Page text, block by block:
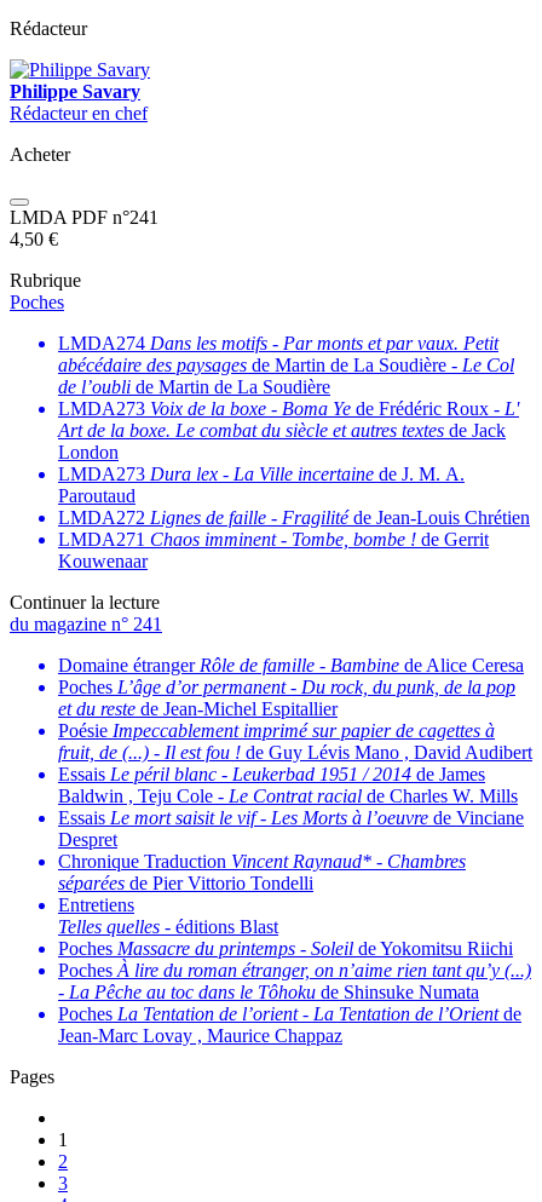
Rédacteur
Philippe Savary
Rédacteur en chef
Acheter
LMDA PDF n°241
4,50 €
Rubrique
Poches
LMDA274 Dans les motifs - Par monts et par vaux. Petit
abécédaire des paysages de Martin de La Soudière - Le Col
de l’oubli de Martin de La Soudière
LMDA273 Voix de la boxe - Boma Ye de Frédéric Roux - L'
Art de la boxe. Le combat du siècle et autres textes de Jack
London
LMDA273 Dura lex - La Ville incertaine de J. M. A.
Paroutaud
LMDA272 Lignes de faille - Fragilitéde Jean-Louis Chrétien
LMDA271 Chaos imminent - Tombe, bombe ! de Gerrit
Kouwenaar
Continuer la lecture
du magazine n° 241
Domaine étrangerRôle de famille - Bambine de Alice Ceresa
Poches L’âge d’or permanent - Du rock, du punk, de la pop
et du reste de Jean-Michel Espitallier
Poésie Impeccablement imprimé sur papier de cagettes à
fruit, de (...) - Il est fou ! de Guy Lévis Mano , David Audibert
Essais Le péril blanc - Leukerbad 1951 / 2014 de James
Baldwin , Teju Cole - Le Contrat racial de Charles W. Mills
Essais Le mort saisit le vif - Les Morts à l’oeuvre de Vinciane
Despret
Chronique Traduction Vincent Raynaud* - Chambres
séparées de Pier Vittorio Tondelli
Entretiens
Telles quelles - éditions Blast
Poches Massacre du printemps - Soleil de Yokomitsu Riichi
PochesÀ lire du roman étranger, on n’aime rien tant qu’y (...)
- La Pêche au toc dans le Tôhoku de Shinsuke Numata
Poches La Tentation de l’orient - La Tentation de l’Orientde
Jean-Marc Lovay , Maurice Chappaz
Pages
1
2
3